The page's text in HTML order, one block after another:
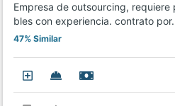
Empresa de outsourcing,
bles con experiencia. contrato
47% Similar